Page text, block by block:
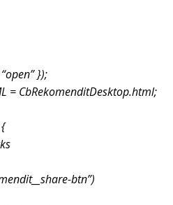
});
= CbRekomenditDesktop.html;
btn”)